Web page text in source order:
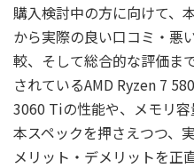
購入検討中の方に向けて、
から実際の良い口コミ・悪
較、そして総合的な評価ま
されているAMD Ryzen 7
3060 Tiの性能や、メモリ
本スペックを押さえつつ、
メリット・デメリットを正